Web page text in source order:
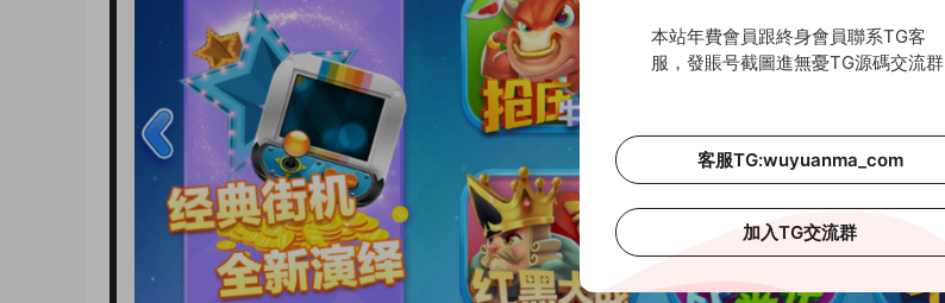
本站年費會員跟終身會員聯系TG客
服，發賬号截圖進無憂TG源碼交流群
客服TG:wuyuanma_com
加入TG交流群